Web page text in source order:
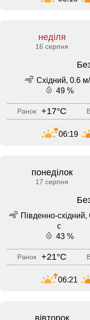
неділя
16 серпня
Східний, 0.6
49 %
Ранок +17°C
06:19
понеділок
17 серпня
Південно-
с
43 %
Ранок +21°C
06:21